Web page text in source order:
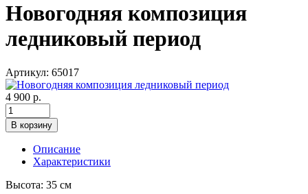
Новогодняя композиция
ледниковый период
Артикул: 65017
4 900 р.
В корзину
Описание
Характеристики
Высота: 35 см